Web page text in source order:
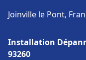
Joinville le Pont,
Installation
93260